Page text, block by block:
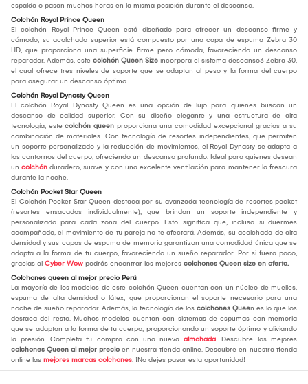
espalda o pasan muchas horas en la misma posición durante el descanso.
Colchón Royal Prince Queen
El colchón Royal Prince Queen está diseñado para ofrecer un descanso firme y
cómodo, su acolchado superior está compuesto por una capa de espuma Zebra 30
HD, que proporciona una superficie firme pero cómoda, favoreciendo un descanso
reparador. Además, este colchón Queen Size incorpora el sistema descanso3 Zebra 30,
el cual ofrece tres niveles de soporte que se adaptan al peso y la forma del cuerpo
para asegurar un descanso óptimo.
Colchón Royal Dynasty Queen
El colchón Royal Dynasty Queen es una opción de lujo para quienes buscan un
descanso de calidad superior. Con su diseño elegante y una estructura de alta
tecnología, este colchón queen proporciona una comodidad excepcional gracias a su
combinación de materiales. Con tecnología de resortes independientes, que permiten
un soporte personalizado y la reducción de movimientos, el Royal Dynasty se adapta a
los contornos del cuerpo, ofreciendo un descanso profundo. Ideal para quienes desean
un colchón duradero, suave y con una excelente ventilación para mantener la frescura
durante la noche.
Colchón Pocket Star Queen
El Colchón Pocket Star Queen destaca por su avanzada tecnología de resortes pocket
(resortes ensacados individualmente), que brindan un soporte independiente y
personalizado para cada zona del cuerpo. Esto significa que, incluso si duermes
acompañado, el movimiento de tu pareja no te afectará. Además, su acolchado de alta
densidad y sus capas de espuma de memoria garantizan una comodidad única que se
adapta a la forma de tu cuerpo, favoreciendo un sueño reparador. Por si fuera poco,
gracias al Cyber Wow podrás encontrar los mejores colchones Queen size en oferta.
Colchones queen al mejor precio Perú
La mayoría de los modelos de este colchón Queen cuentan con un núcleo de muelles,
espuma de alta densidad o látex, que proporcionan el soporte necesario para una
noche de sueño reparador. Además, la tecnología de los colchones Queen es lo que los
destaca del resto. Muchos modelos cuentan con sistemas de espumas con memoria
que se adaptan a la forma de tu cuerpo, proporcionando un soporte óptimo y aliviando
la presión. Completa tu compra con una nueva almohada. Descubre los mejores
colchones Queen al mejor precio en nuestra tienda online. Descubre en nuestra tienda
online las mejores marcas colchones. ¡No dejes pasar esta oportunidad!